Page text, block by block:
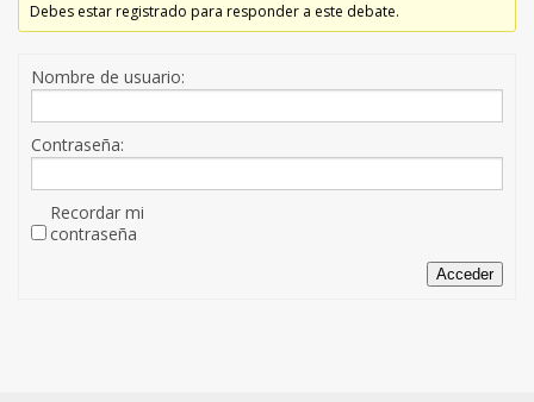
Debes estar registrado para responder a este debate.
Nombre de usuario:
Contraseña:
Recordar mi
contraseña
Acceder